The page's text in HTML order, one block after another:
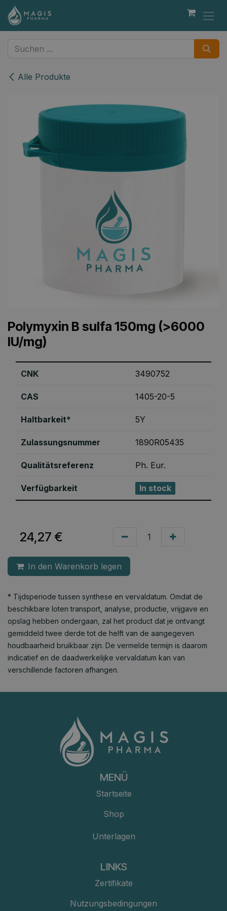
Zum Inhalt springen
Alle Produkte
Polymyxin B sulfa 150mg (>6000
IU/mg)
CNK 3490752
CAS 1405-20-5
Haltbarkeit* 5Y
Zulassungsnummer 1890R05435
Qualitätsreferenz Ph. Eur.
Verfügbarkeit In stock
24,27 €
In den Warenkorb legen
* Tijdsperiode tussen synthese en vervaldatum. Omdat de
beschikbare loten transport, analyse, productie, vrijgave en
opslag hebben ondergaan, zal het product dat je ontvangt
gemiddeld twee derde tot de helft van de aangegeven
houdbaarheid bruikbaar zijn. De vermelde termijn is daarom
indicatief en de daadwerkelijke vervaldatum kan van
verschillende factoren afhangen.
MENÜ
Startseite
Shop
Unterlagen
LINKS
Zertifikate
Nutzungsbedingungen